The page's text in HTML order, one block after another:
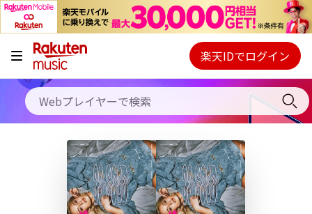
キャンペーン
料金プラン
使い方
初回30日間無料お試し
Webプレイヤー
ご契約内容の確認・変更
楽天IDでログイン